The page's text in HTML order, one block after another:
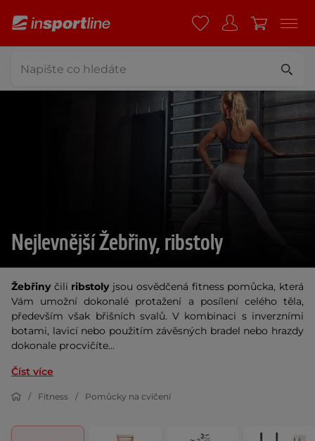
Nejlevnější Žebřiny, ribstoly
Žebřiny čili ribstolyjsou osvědčená fitness pomůcka, která
Vám umožní dokonalé protažení a posílení celého těla,
především však břišních svalů. V kombinaci s inverzními
botami, lavicí nebo použitím závěsných bradel nebo hrazdy
dokonale procvičíte...
Číst více
Fitness Pomůcky na cvičení